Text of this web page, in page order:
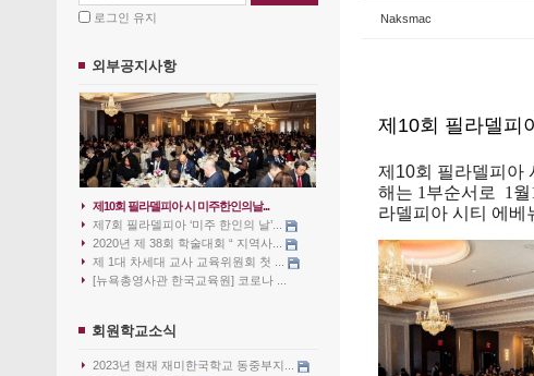
로그인 유지
외부공지사항
제10회 필라델피아 시 미주한인의날...
제7회 필라델피아 ‘미주 한인의 날’...
2020년 제 38회 학술대회 “ 지역사...
제 1대 차세대 교사 교육위원회 첫 ...
[뉴욕총영사관 한국교육원] 코로나 ...
회원학교소식
2023년 현재 재미한국학교 동중부지...
Naksmac
제10회 필라델피
제 10회 필라델피아
해는 1부순서로  1
라델피아 시티 에베